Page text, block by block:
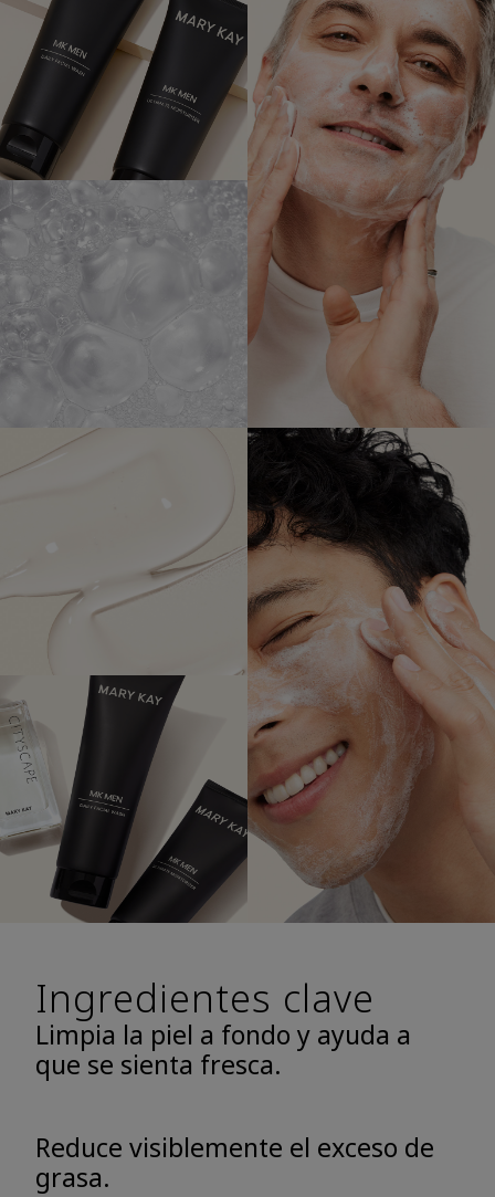
Ingredientes clave
Limpia la piel a fondo y ayuda a
que se sienta fresca.
Reduce visiblemente el exceso de
grasa.